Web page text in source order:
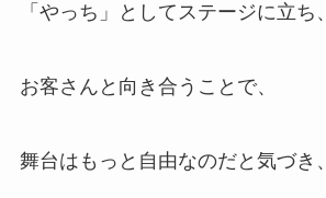
「やっち」としてステージに立ち、
お客さんと向き合うことで、
舞台はもっと自由なのだと気づき、